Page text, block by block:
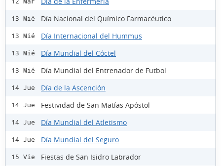
13 Mié Día Nacional del Químico Farmacéutico
13 Mié Día Internacional del Hummus
13 Mié Día Mundial del Cóctel
13 Mié Día Mundial del Entrenador de Futbol
14 Jue Día de la Ascención
14 Jue Festividad de San Matías Apóstol
14 Jue Día Mundial del Atletismo
14 Jue Día Mundial del Seguro
15 Vie Fiestas de San Isidro Labrador